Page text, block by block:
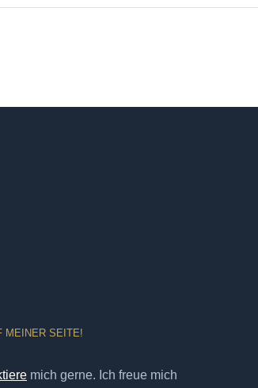
MEINER SEITE!
mich gerne. Ich freue mich